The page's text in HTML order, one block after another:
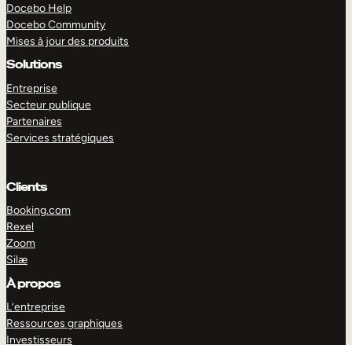
Docebo Help
Docebo Community
Mises à jour des produits
Solutions
Entreprise
Secteur publique
Partenaires
Services stratégiques
Clients
Booking.com
Rexel
Zoom
Silæ
À propos
L’entreprise
Ressources graphiques
Investisseurs